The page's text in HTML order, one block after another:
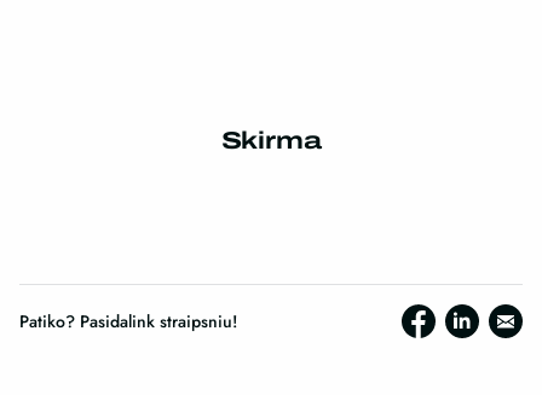
Skirma
Patiko? Pasidalink straipsniu!